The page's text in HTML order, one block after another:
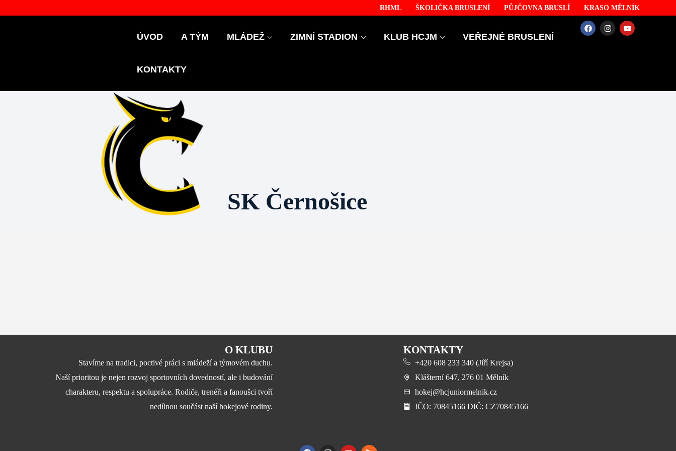
RHML ŠKOLIČKA BRUSLENÍ PŮJČOVNA BRUSLÍ KRASO MĚLNÍK
ÚVOD A TÝM MLÁDEŽ ZIMNÍ STADION KLUB HCJM VEŘEJNÉ BRUSLENÍ
KONTAKTY
SK Černošice
O KLUBU
Stavíme na tradici, poctivé práci s mládeží a týmovém duchu.
Naší prioritou je nejen rozvoj sportovních dovedností, ale i budování
charakteru, respektu a spolupráce. Rodiče, trenéři a fanoušci tvoří
nedílnou součást naší hokejové rodiny.
KONTAKTY
+420 608 233 340 (Jiří Krejsa)
Klášterní 647, 276 01 Mělník
hokej@hcjuniormelnik.cz
​IČO: 70845166 DIČ: CZ70845166